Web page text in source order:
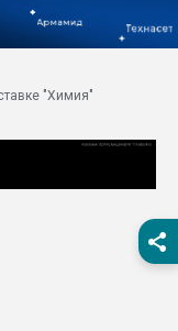
заводу пластмасс"
28.07.2026
28.07.2026
"Химия"